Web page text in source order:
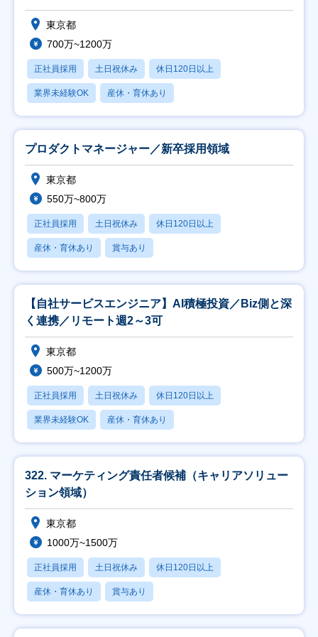
東京都
700万~1200万
正社員採用 土日祝休み 休日120日以上
業界未経験OK 産休・育休あり
プロダクトマネージャー／新卒採用領域
東京都
550万~800万
正社員採用 土日祝休み 休日120日以上
産休・育休あり 賞与あり
【自社サービスエンジニア】AI積極投資／Biz側と深
く連携／リモート週2～3可
東京都
500万~1200万
正社員採用 土日祝休み 休日120日以上
業界未経験OK 産休・育休あり
322. マーケティング責任者候補（キャリアソリュー
ション領域）
東京都
1000万~1500万
正社員採用 土日祝休み 休日120日以上
産休・育休あり 賞与あり